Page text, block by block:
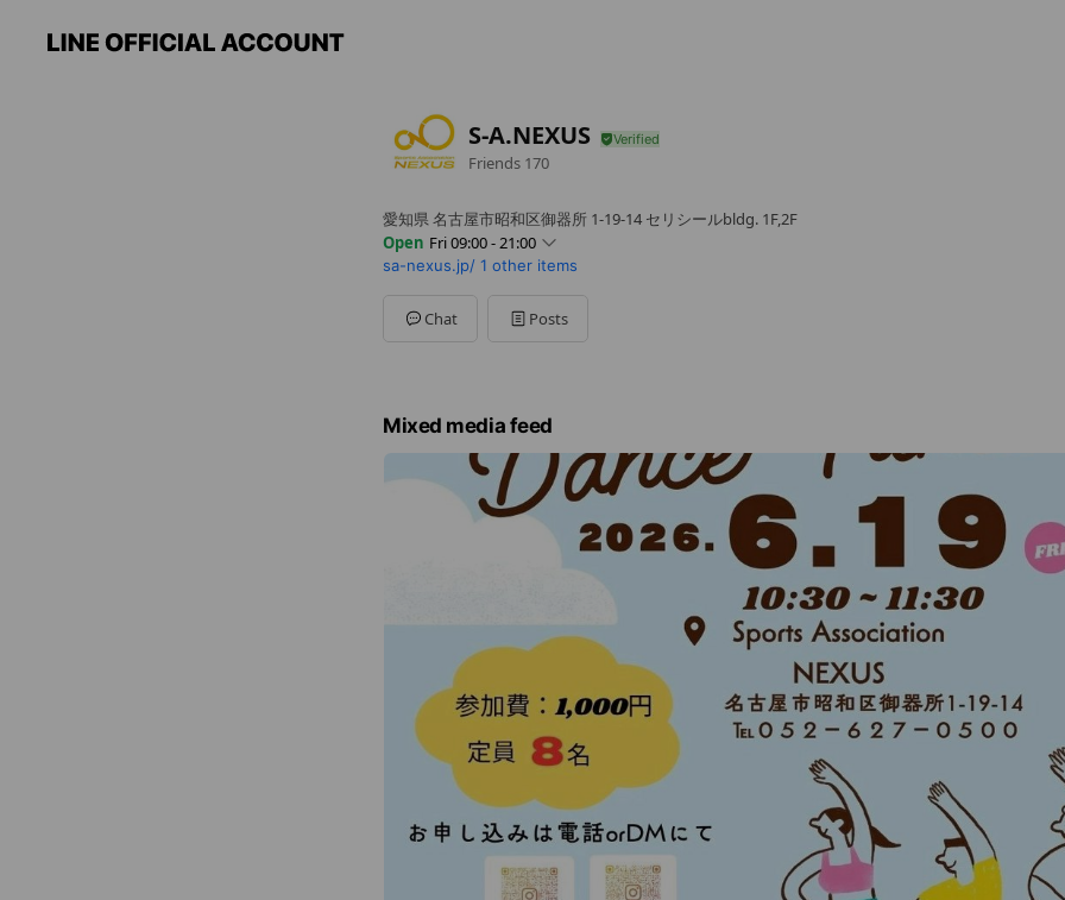
S-A.NEXUS
Friends 170
愛知県 名古屋市昭和区御器所 1-19-14 セリシールbldg. 1F,2F
Open Fri 09:00 - 21:00
SunClosed
Tue09:00 - 21:00
定休日：日曜・祝日 / 土曜日は隔週でお休みです。
sa-nexus.jp/ 1 other items
Chat Posts
Mixed media feed